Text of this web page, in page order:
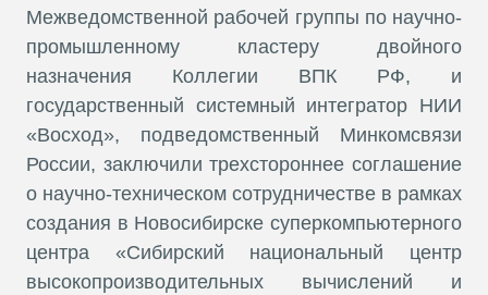
Межведомственной рабочей группы по научно-
промышленному кластеру двойного
назначения Коллегии ВПК РФ, и
государственный системный интегратор НИИ
«Восход», подведомственный Минкомсвязи
России, заключили трехстороннее соглашение
о научно-техническом сотрудничестве в рамках
создания в Новосибирске суперкомпьютерного
центра «Сибирский национальный центр
высокопроизводительных вычислений и